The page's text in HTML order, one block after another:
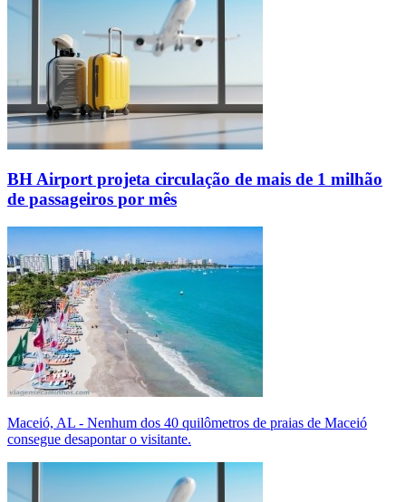
BH Airport projeta circulação de mais de 1 milhão
de passageiros por mês
Maceió, AL - Nenhum dos 40 quilômetros de praias de Maceió
consegue desapontar o visitante.